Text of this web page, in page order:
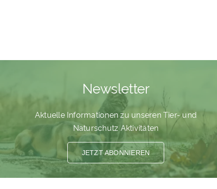
Newsletter
Aktuelle Informationen zu unseren Tier- und
Naturschutz Aktivitäten
JETZT ABONNIEREN